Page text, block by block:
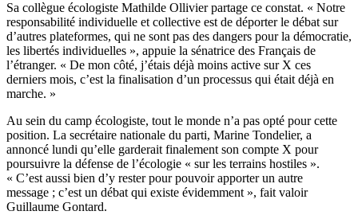
Sa collègue écologiste Mathilde Ollivier partage ce constat. « Notre
responsabilité individuelle et collective est de déporter le débat sur
d’autres plateformes, qui ne sont pas des dangers pour la démocratie,
les libertés individuelles », appuie la sénatrice des Français de
l’étranger. « De mon côté, j’étais déjà moins active sur X ces
derniers mois, c’est la finalisation d’un processus qui était déjà en
marche. »
Au sein du camp écologiste, tout le monde n’a pas opté pour cette
position. La secrétaire nationale du parti, Marine Tondelier, a
annoncé lundi qu’elle garderait finalement son compte X pour
poursuivre la défense de l’écologie « sur les terrains hostiles ».
« C’est aussi bien d’y rester pour pouvoir apporter un autre
message ; c’est un débat qui existe évidemment », fait valoir
Guillaume Gontard.